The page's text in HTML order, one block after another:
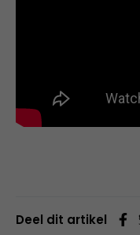
Deel dit artikel